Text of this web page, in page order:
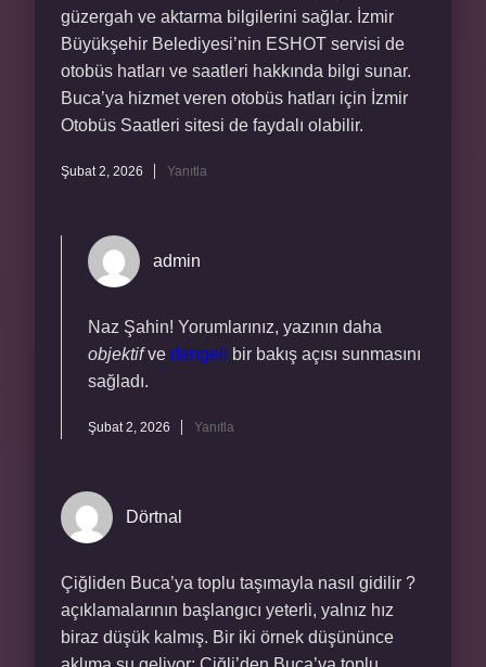
güzergah ve aktarma bilgilerini sağlar. İzmir
Büyükşehir Belediyesi’nin ESHOT servisi de
otobüs hatları ve saatleri hakkında bilgi sunar.
Buca’ya hizmet veren otobüs hatları için İzmir
Otobüs Saatleri sitesi de faydalı olabilir.
Şubat 2, 2026 Yanıtla
admin
Naz Şahin! Yorumlarınız, yazının daha
objektifve dengeli bir bakış açısı sunmasını
sağladı.
Şubat 2, 2026 Yanıtla
Dörtnal
Çiğliden Buca’ya toplu taşımayla nasıl gidilir ?
açıklamalarının başlangıcı yeterli, yalnız hız
biraz düşük kalmış. Bir iki örnek düşününce